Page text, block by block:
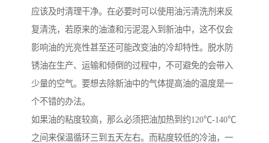
应该及时清理干净。在必要时可以使用油污清洗剂来反
复清洗，若原来的油渣和污泥混入到新油中，这不仅会
影响油的光亮性甚至还可能改变油的冷却特性。脱水防
锈油在生产、运输和倾倒的过程中，不可避免的会带入
少量的空气。要想去除新油中的气体提高油的温度是一
个不错的办法。
如果油的粘度较高，那么必须把油加热到约120℃-140℃
之间来保温循环三到五天左右。而粘度较低的冷油，一